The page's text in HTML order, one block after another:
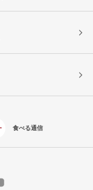
食べる通信